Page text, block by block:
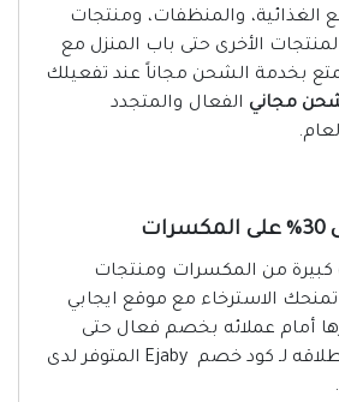
الغذائية، والمنظفات، ومنتجات
المنتجات الأخرى حتى باب المنزل مع
بخدمة الشحن مجاناً عند تفعيلك
مجاني الفعال والمتجدد
من المكسرات ومنتجات
تمنحك الاسترخاء مع موقع ايجابي
أمام عملائه بخصم فعال حتى
30%، وذلك بفضل إطلاقه لـ كود خصم Ejaby المتوفر لدى